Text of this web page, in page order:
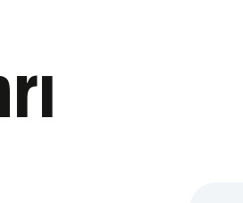
İFM'ye Ulaşım